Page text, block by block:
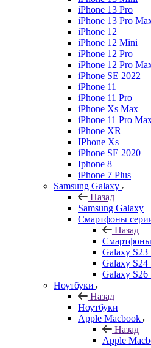
iPhone 13 Pro
iPhone 13 Pro
iPhone 12
iPhone 12 Mini
iPhone 12 Pro
iPhone 12 Pro
iPhone SE 2022
iPhone 11
iPhone 11 Pro
iPhone Xs Max
iPhone 11 Pro
iPhone XR
IPhone Xs
iPhone SE 2020
Iphone 8
iPhone 7 Plus
Samsung Galaxy
Назад
Samsung Galaxy
Смартфоны
Назад
Смартфоны
Galaxy S23
Galaxy S24
Galaxy S26
Ноутбуки
Назад
Ноутбуки
Apple Macbook
Назад
Apple